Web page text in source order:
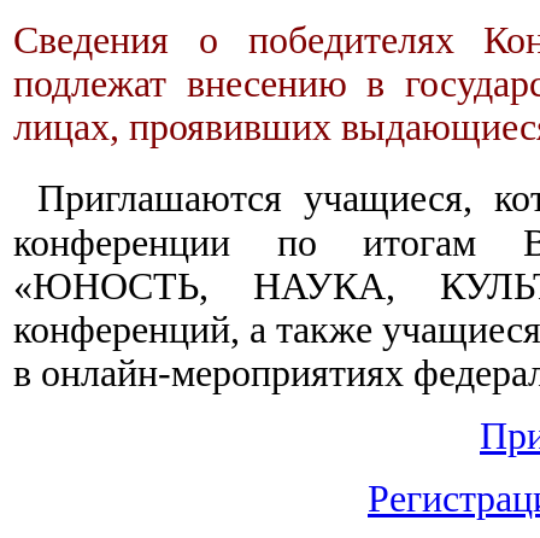
Сведения о победителях
подлежат внесению в
лицах, проявивших
Приглашаются учащиеся,
конференции по итогам
«ЮНОСТЬ, НАУКА,
конференций, а также
в онлайн-мероприятиях